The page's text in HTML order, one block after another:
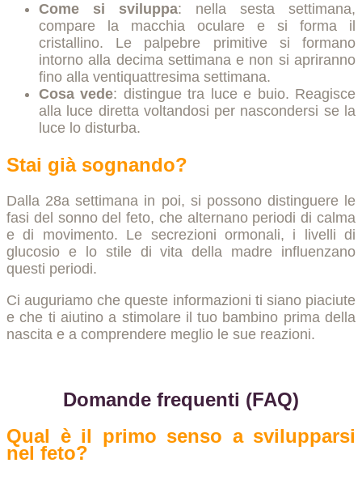
Come si sviluppa: nella sesta settimana,
compare la macchia oculare e si forma il
cristallino. Le palpebre primitive si formano
intorno alla decima settimana e non si apriranno
fino alla ventiquattresima settimana.
Cosa vede: distingue tra luce e buio. Reagisce
alla luce diretta voltandosi per nascondersi se la
luce lo disturba.
Stai già sognando?
Dalla 28a settimana in poi, si possono distinguere le
fasi del sonno del feto, che alternano periodi di calma
e di movimento. Le secrezioni ormonali, i livelli di
glucosio e lo stile di vita della madre influenzano
questi periodi.
Ci auguriamo che queste informazioni ti siano piaciute
e che ti aiutino a stimolare il tuo bambino prima della
nascita e a comprendere meglio le sue reazioni.
Domande frequenti (FAQ)
Qual è il primo senso a svilupparsi
nel feto?